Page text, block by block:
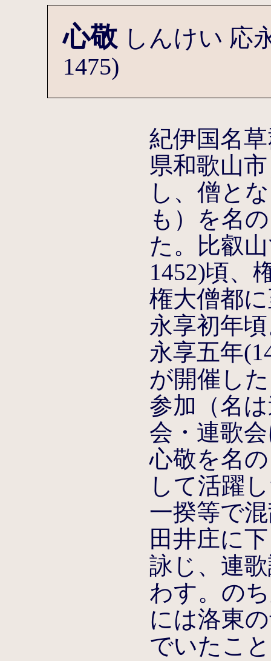
心敬 しんけい 応
1475)
紀伊国名
県和歌山
し、僧と
も）を名
た。比叡
1452)頃、
権大僧都
永享初年
永享五年
が開催し
参加（名
会・連歌
心敬を名
して活躍
一揆等で
田井庄に
詠じ、連
わす。の
には洛東
でいたこ